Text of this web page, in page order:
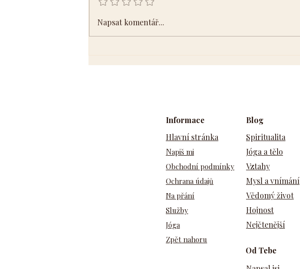
Samota je dar – Propojení s
Napsat komentář...
Informace
Hlavní stránka
Napiš mi
Obchodní podmínky
Ochrana údajů
Na přání
Služby
Jóga
Zpět nahoru
Blog
Spiritualita
Jóga a tělo
Vztahy
Mysl a vnímání
Vědomý život
Hojnost
Nejčtenější
Od Tebe